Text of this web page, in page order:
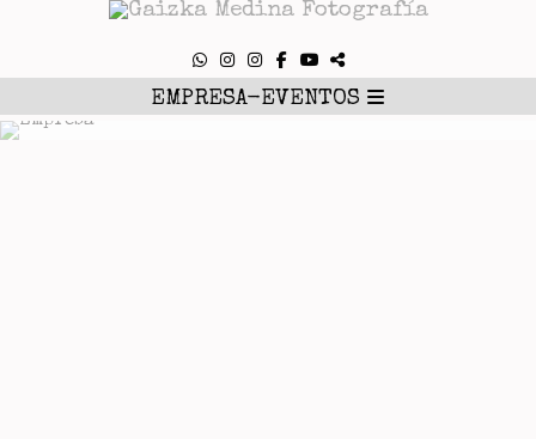
EMPRESA-EVENTOS
Empresa
Fotografía